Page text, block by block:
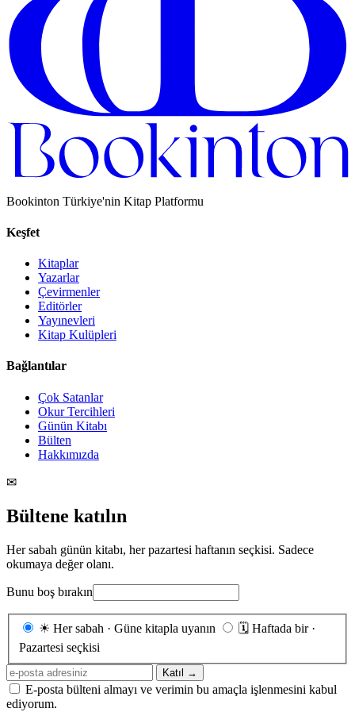
Bookinton Türkiye'nin Kitap Platformu
Keşfet
Kitaplar
Yazarlar
Çevirmenler
Editörler
Yayınevleri
Kitap Kulüpleri
Bağlantılar
Çok Satanlar
Okur Tercihleri
Günün Kitabı
Bülten
Hakkımızda
✉
Bültene katılın
Her sabah günün kitabı, her pazartesi haftanın seçkisi. Sadece
okumaya değer olanı.
Bunu boş bırakın
Gönderim
☀ Her sabah · Güne kitapla uyanın 🗓 Haftada bir ·
Pazartesi seçkisi
E-
posta
adresiniz
Katıl →
E-posta bülteni almayı ve verimin bu amaçla işlenmesini kabul
ediyorum.